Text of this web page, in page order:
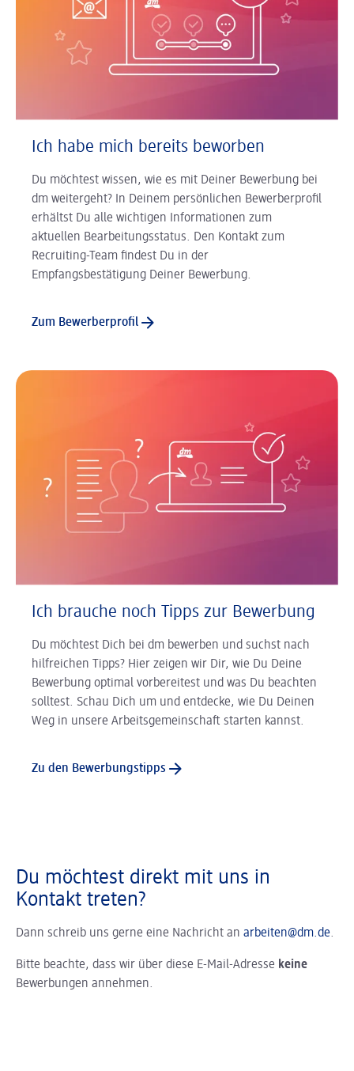
Ich habe mich bereits beworben
Du möchtest wissen, wie es mit Deiner Bewerbung bei
dm weitergeht? In Deinem persönlichen Bewerberprofil
erhältst Du alle wichtigen Informationen zum
aktuellen Bearbeitungsstatus. Den Kontakt zum
Recruiting-Team findest Du in der
Empfangsbestätigung Deiner Bewerbung.
Zum Bewerberprofil
Ich brauche noch Tipps zur Bewerbung
Du möchtest Dich bei dm bewerben und suchst nach
hilfreichen Tipps? Hier zeigen wir Dir, wie Du Deine
Bewerbung optimal vorbereitest und was Du beachten
solltest. Schau Dich um und entdecke, wie Du Deinen
Weg in unsere Arbeitsgemeinschaft starten kannst.
Zu den Bewerbungstipps
Du möchtest direkt mit uns in
Kontakt treten?
Dann schreib uns gerne eine Nachricht an arbeiten@dm.de.
Bitte beachte, dass wir über diese E-Mail-Adresse keine
Bewerbungen annehmen.